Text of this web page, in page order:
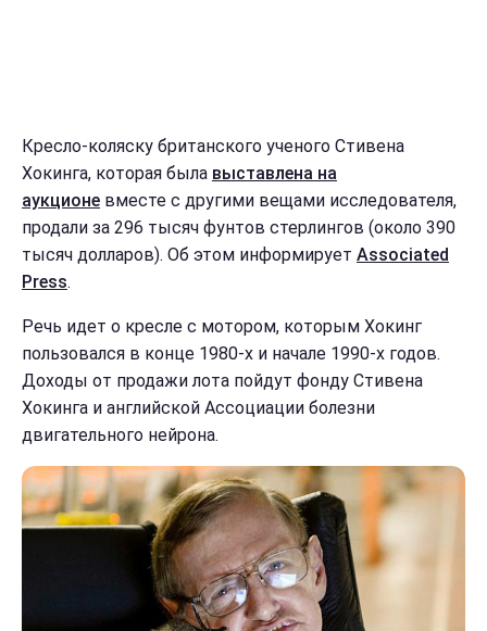
Кресло-коляску британского ученого Стивена
Хокинга, которая была выставлена на
аукционе вместе с другими вещами исследователя,
продали за 296 тысяч фунтов стерлингов (около 390
тысяч долларов). Об этом информирует Associated
Press.
Речь идет о кресле с мотором, которым Хокинг
пользовался в конце 1980-х и начале 1990-х годов.
Доходы от продажи лота пойдут фонду Стивена
Хокинга и английской Ассоциации болезни
двигательного нейрона.